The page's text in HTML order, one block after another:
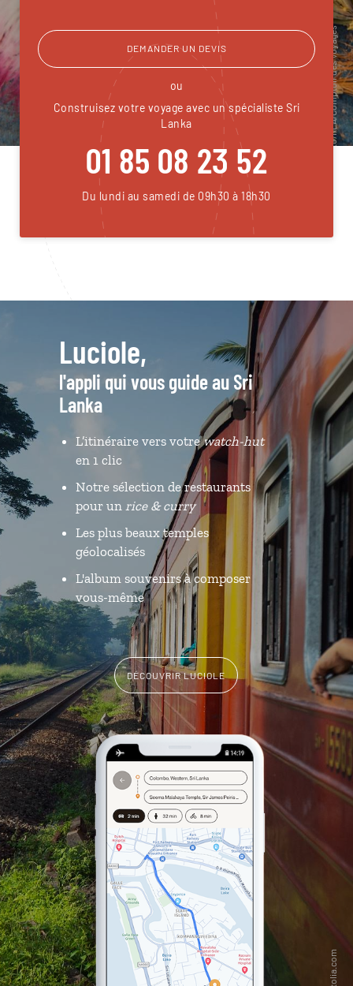
DEMANDER UN DEVIS
ou
Construisez votre voyage avec un spécialiste Sri
Lanka
01 85 08 23 52
Du lundi au samedi de 09h30 à 18h30
Luciole,
l'appli qui vous guide au Sri
Lanka
L’itinéraire vers votrewatch-hut
en 1 clic
Notre sélection de restaurants
pour un rice & curry
Les plus beaux temples
géolocalisés
L'album souvenirs à composer
vous-même
DÉCOUVRIR LUCIOLE